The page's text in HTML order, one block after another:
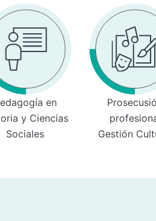
en
y Ciencias
Sociales
Gestión